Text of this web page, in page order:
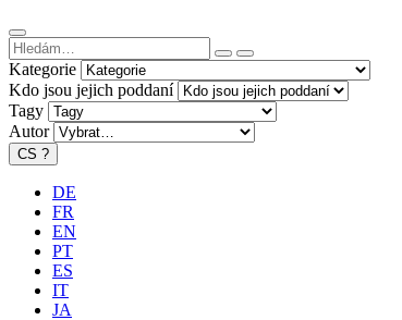
Kategorie
Kdo jsou jejich poddaní
Tagy
Autor
CS ?
DE
FR
EN
PT
ES
IT
JA